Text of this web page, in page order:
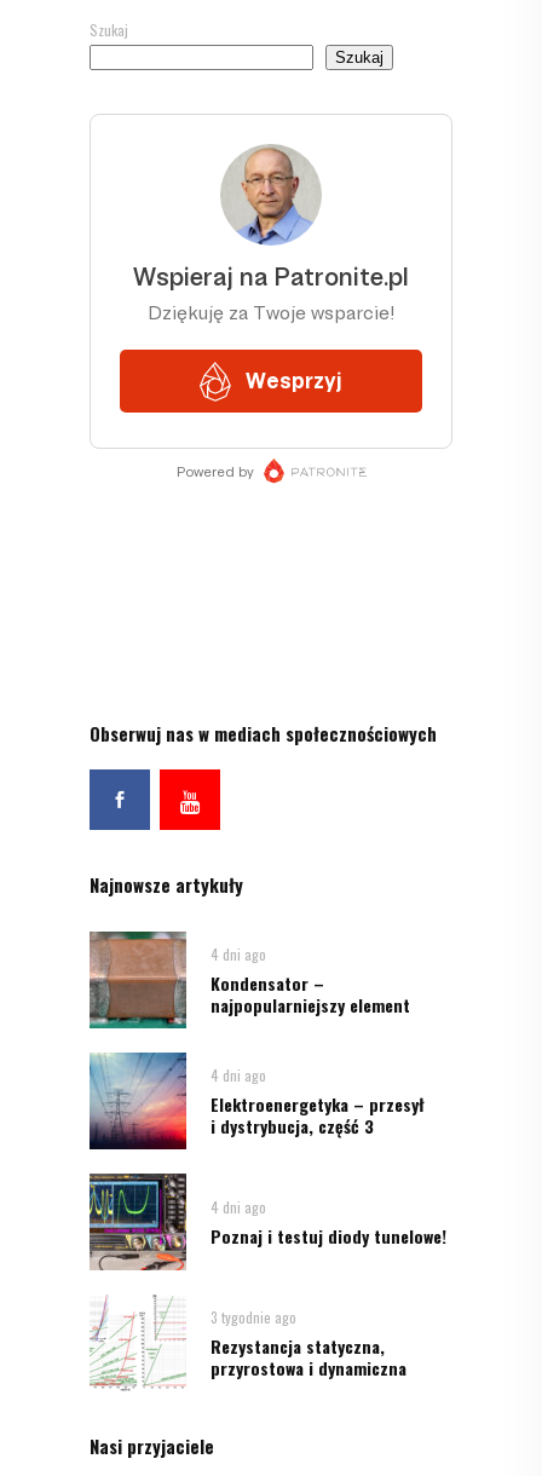
Szukaj
Szukaj
Obserwuj nas w mediach społecznościowych
Najnowsze artykuły
4 dni ago
Kondensator –
najpopularniejszy element
4 dni ago
Elektroenergetyka – przesył
i dystrybucja, część 3
4 dni ago
Poznaj i testuj diody tunelowe!
3 tygodnie ago
Rezystancja statyczna,
przyrostowa i dynamiczna
Nasi przyjaciele